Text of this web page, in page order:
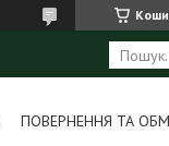
ПОВЕРНЕННЯ ТА